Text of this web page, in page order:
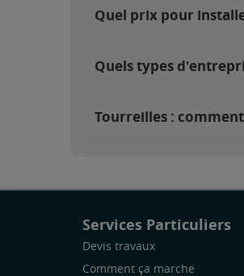
Quel prix pour
Quels types
Tourreilles :
Services Particuliers
Devis travaux
Comment ça marche